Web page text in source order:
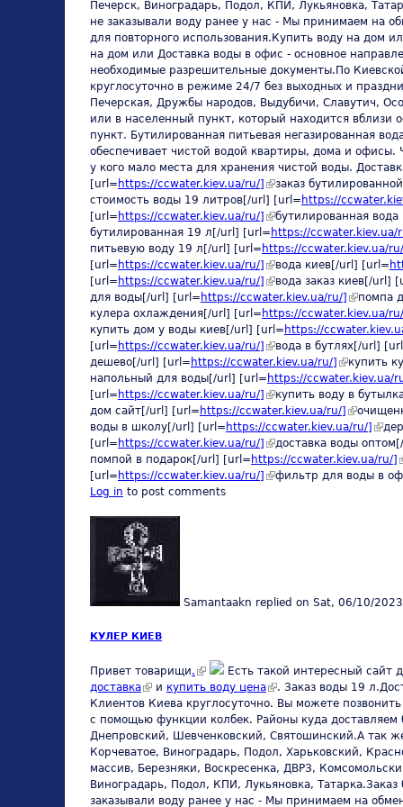
Печерск, Виноградарь, Подол, КПИ, Лукьяновка,
не заказывали воду ранее у нас - Мы принимаем на
для повторного использования.Купить воду на дом
на дом или Доставка воды в офис - основное
необходимые разрешительные документы.По
круглосуточно в режиме 24/7 без выходных и
Печерская, Дружбы народов, Выдубичи, Славутич,
или в населенный пункт, который находится вблизи
пункт. Бутилированная питьевая негазированная
обеспечивает чистой водой квартиры, дома и офисы.
у кого мало места для хранения чистой воды.
[url= https://ccwater.kiev.ua/ru/] (link is external)
заказ
стоимость воды 19 литров[/url] [url= https://
[url= https://ccwater.kiev.ua/ru/] (link is external)
бутилированная
бутилированная 19 л[/url] [url= https://ccwater.kiev.ua/
питьевую воду 19 л[/url] [url= https://ccwater.kiev.ua/
[url= https://ccwater.kiev.ua/ru/] (link is external)
вода киев[/url] [url=
[url= https://ccwater.kiev.ua/ru/] (link is external)
вода заказ киев[/url]
для воды[/url] [url= https://ccwater.kiev.ua/ru/] (link is
помпа
кулера охлаждения[/url] [url= https://ccwater.kiev.ua/
купить дом у воды киев[/url] [url= https://
[url= https://ccwater.kiev.ua/ru/] (link is external)
вода в бутлях[/url]
дешево[/url] [url= https://ccwater.kiev.ua/ru/] (link is
купить
напольный для воды[/url] [url= https://ccwater.kiev.ua/
[url= https://ccwater.kiev.ua/ru/] (link is external)
купить воду в
дом сайт[/url] [url= https://ccwater.kiev.ua/ru/] (link is
воды в школу[/url] [url= https://ccwater.kiev.ua/ru/] (link
[url= https://ccwater.kiev.ua/ru/] (link is external)
доставка воды
помпой в подарок[/url] [url= https://ccwater.kiev.ua/ru/]
[url= https://ccwater.kiev.ua/ru/] (link is external)
фильтр для воды в
Log in to post comments
Samantaakn replied on Sat, 06/10/
КУЛЕР КИЕВ
Привет товарищи. (link is external)
Есть такой интересный сайт
доставка(link is external)
и купить воду цена(link is external)
. Заказ воды 19
Клиентов Киева круглосуточно. Вы можете
с помощью функции колбек. Районы куда
Днепровский, Шевченковский, Святошинский.А так
Корчеватое, Виноградарь, Подол, Харьковский,
массив, Березняки, Воскресенка, ДВРЗ,
Виноградарь, Подол, КПИ, Лукьяновка,
заказывали воду ранее у нас - Мы принимаем на